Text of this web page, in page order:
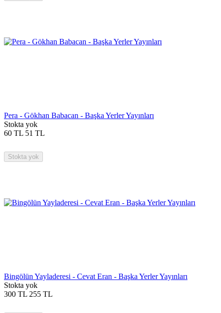
Pera - Gökhan Babacan - Başka Yerler Yayınları
Stokta yok
60 TL 51 TL
Stokta yok
Bingölün Yayladeresi - Cevat Eran - Başka Yerler Yayınları
Stokta yok
300 TL 255 TL